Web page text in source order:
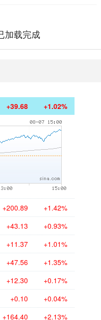
加载完成
+39.68 +1.02%
+200.89 +1.42%
+43.13 +0.93%
+11.37 +1.01%
+47.56 +1.35%
+12.30 +0.17%
+0.10 +0.04%
+164.40 +2.13%